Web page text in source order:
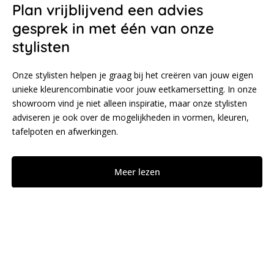
Plan vrijblijvend een advies
gesprek in met één van onze
stylisten
Onze stylisten helpen je graag bij het creëren van jouw eigen
unieke kleurencombinatie voor jouw eetkamersetting. In onze
showroom vind je niet alleen inspiratie, maar onze stylisten
adviseren je ook over de mogelijkheden in vormen, kleuren,
tafelpoten en afwerkingen.
Meer lezen